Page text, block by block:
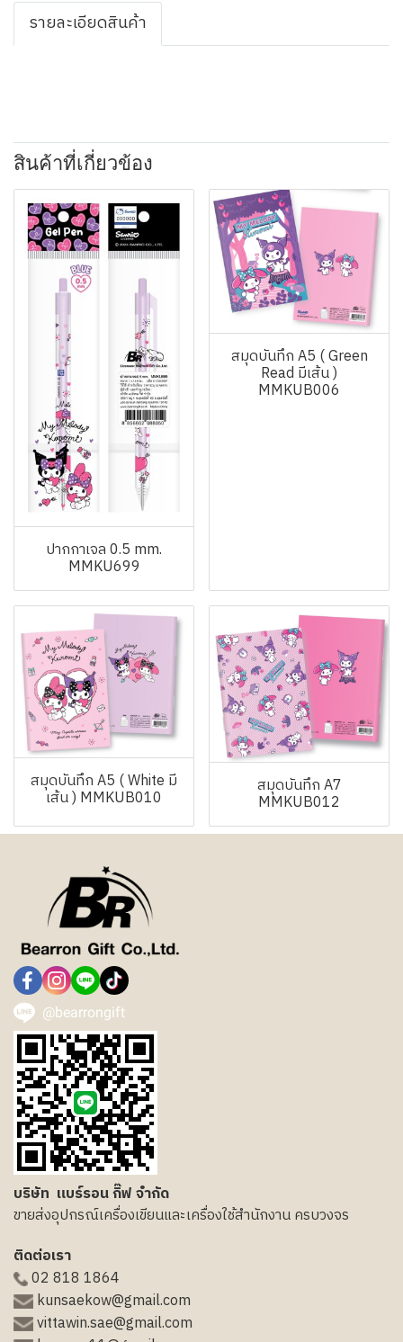
รายละเอียดสินค้า
สินค้าที่เกี่ยวข้อง
ปากกาเจล 0.5 mm.
MMKU699
สมุดบันทึก A5 ( Green
Read มีเส้น )
MMKUB006
สมุดบันทึก A5 ( White มี
เส้น ) MMKUB010
สมุดบันทึก A7
MMKUB012
@bearrongift
บริษัท แบร์รอน กิ๊ฟ จำกัด
ขายส่งอุปกรณ์เครื่องเขียนและเครื่องใช้สำนักงาน ครบวงจร
ติดต่อเรา
02 818 1864
kunsaekow@gmail.com
vittawin.sae@gmail.com